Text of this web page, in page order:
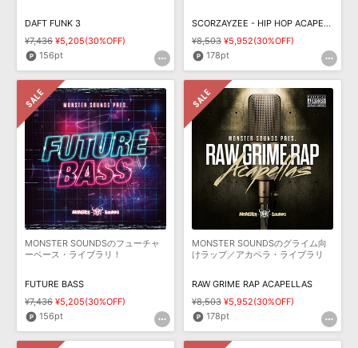
DAFT FUNK 3
¥7,436 ¥5,205(30%OFF)
156pt
SCORZAYZEE - HIP HOP ACAPELLAS
¥8,503 ¥5,952(30%OFF)
178pt
MONSTER SOUNDSのフューチャ
ーベース・ライブラリ！
FUTURE BASS
¥7,436 ¥5,205(30%OFF)
156pt
MONSTER SOUNDSのグライム向
けラップ／アカペラ・ライブラリ
RAW GRIME RAP ACAPELLAS
¥8,503 ¥5,952(30%OFF)
178pt